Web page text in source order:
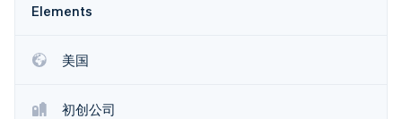
Elements
美国
初创公司